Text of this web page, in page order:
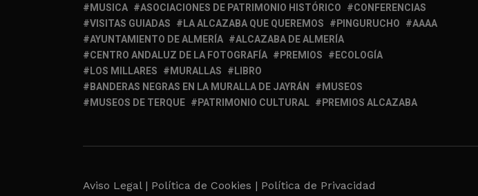
MUSICA
ASOCIACIONES DE PATRIMONIO HISTÓRICO
CONFERENCIAS
VISITAS GUIADAS
LA ALCAZABA QUE QUEREMOS PINGURUCHO
AAAA
AYUNTAMIENTO DE ALMERÍA
ALCAZABA DE ALMERÍA
CENTRO ANDALUZ DE LA FOTOGRAFÍA
PREMIOS
ECOLOGÍA
LOS MILLARES
MURALLAS
LIBRO
BANDERAS NEGRAS EN LA MURALLA DE JAYRÁN
MUSEOS
MUSEOS DE TERQUE
PATRIMONIO CULTURAL PREMIOS ALCAZABA
Aviso Legal | Política de Cookies | Política de Privacidad